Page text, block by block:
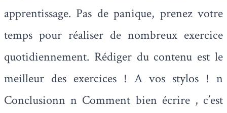
apprentissage. Pas de panique, prenez votre
temps pour réaliser de nombreux exercice
quotidiennement. Rédiger du contenu est le
meilleur des exercices ! A vos stylos ! n
Conclusionn n Comment bien écrire , c’est